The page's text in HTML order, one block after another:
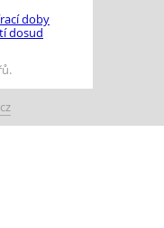
doby
dosud